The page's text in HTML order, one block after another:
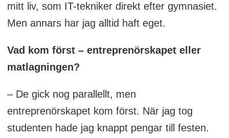
mitt liv, som IT-tekniker direkt efter gymnasiet.
Men annars har jag alltid haft eget.
Vad kom först – entreprenörskapet eller
matlagningen?
– De gick nog parallellt, men
entreprenörskapet kom först. När jag tog
studenten hade jag knappt pengar till festen.